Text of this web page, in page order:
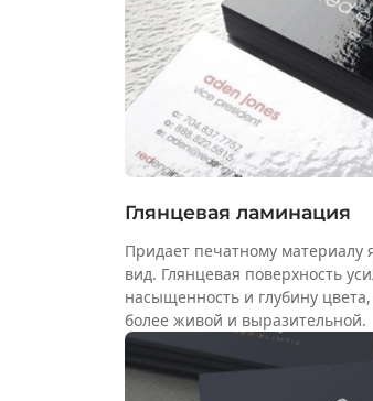
Глянцевая ламинация
Придает печатному материалу
вид. Глянцевая поверхность
насыщенность и глубину
более живой и выразительной.